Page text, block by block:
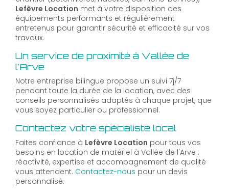
Lefèvre Location met à votre disposition des
équipements performants et régulièrement
entretenus pour garantir sécurité et efficacité sur vos
travaux.
Un service de proximité à Vallée de
l'Arve
Notre entreprise bilingue propose un suivi 7j/7
pendant toute la durée de la location, avec des
conseils personnalisés adaptés à chaque projet, que
vous soyez particulier ou professionnel.
Contactez votre spécialiste local
Faites confiance à Lefèvre Location pour tous vos
besoins en location de matériel à Vallée de l'Arve :
réactivité, expertise et accompagnement de qualité
vous attendent. Contactez-nous pour un devis
personnalisé.